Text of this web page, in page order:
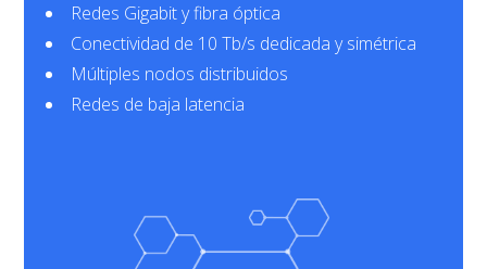
Redes Gigabit y fibra óptica
Conectividad de 10 Tb/s dedicada y simétrica
Múltiples nodos distribuidos
Redes de baja latencia